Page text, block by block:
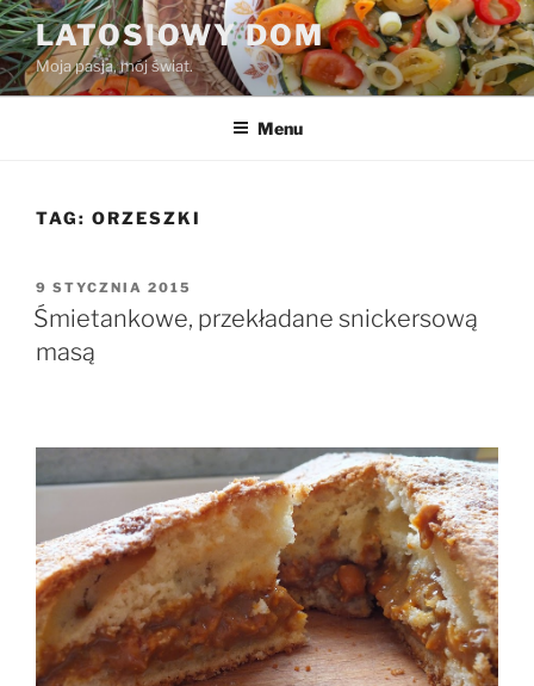
Przejdź
do
treści
LATOSIOWY DOM
Moja pasja, mój świat.
Menu
TAG: ORZESZKI
OPUBLIKOWANE
W
9 STYCZNIA 2015
Śmietankowe, przekładane snickersową
masą